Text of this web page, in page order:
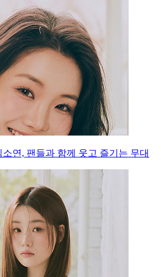
소연, 팬들과 함께 웃고 즐기는 무대